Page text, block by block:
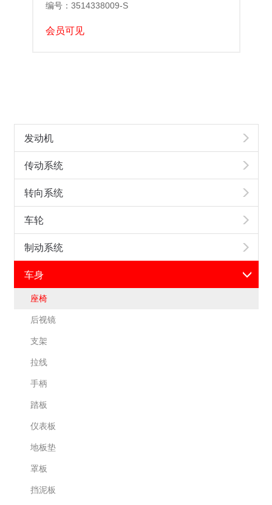
发动机
传动系统
转向系统
车轮
制动系统
车身
座椅
后视镜
支架
拉线
手柄
踏板
仪表板
地板垫
罩板
挡泥板
编号：3514338009-S
会员可见